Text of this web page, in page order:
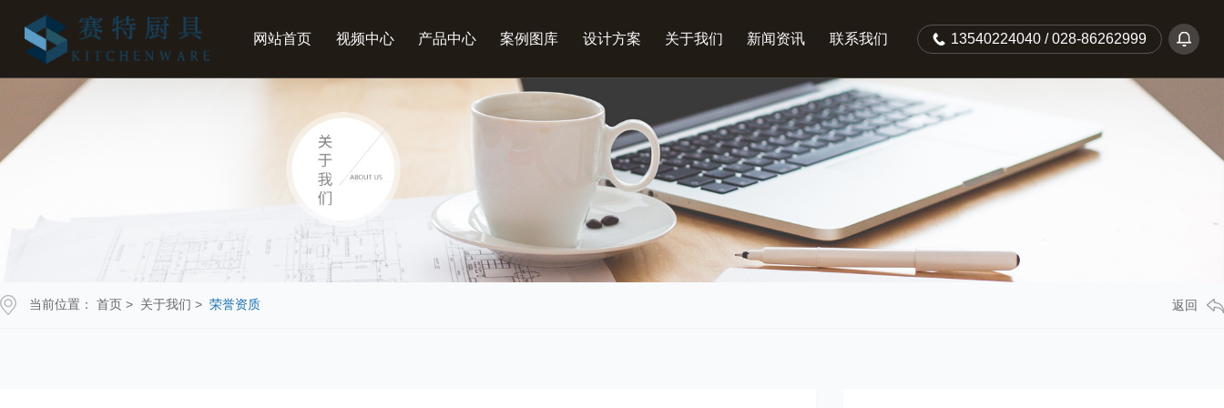
网站首页 视频中心 产品中心 案例图库 设计方案 关于我们 新闻资讯 联系我们 13540224040 / 028-86262999
当前位置： 首页 > 关于我们 > 荣誉资质 返回